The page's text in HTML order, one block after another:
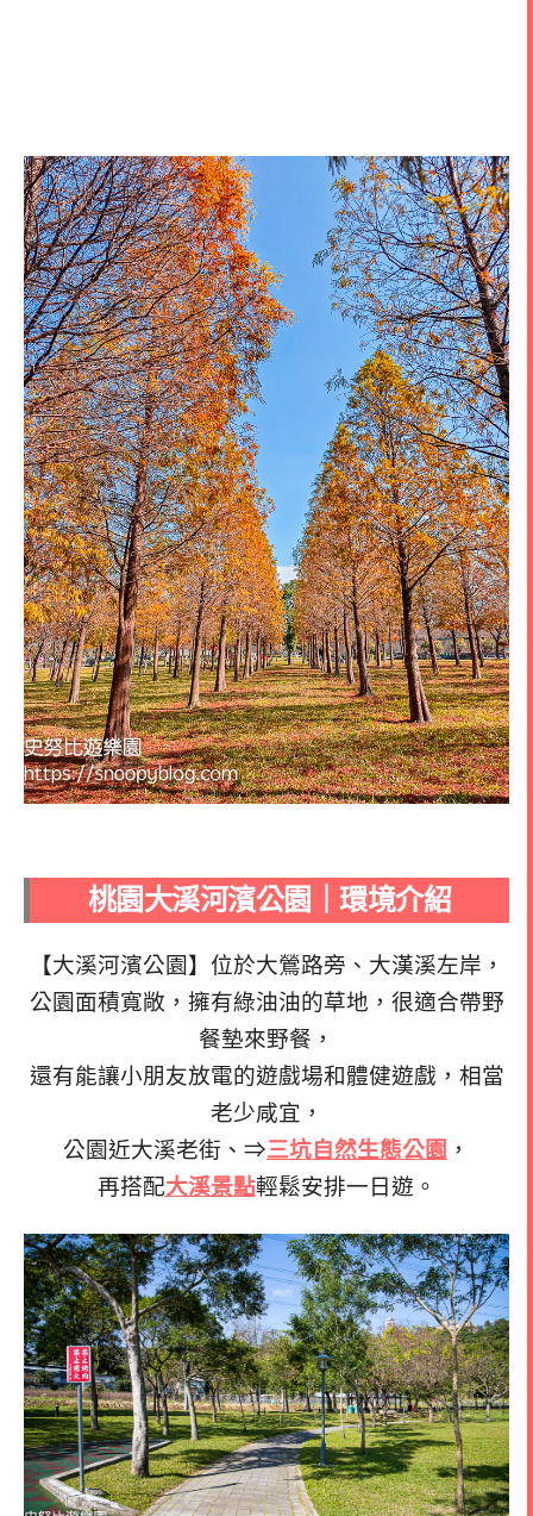
桃園大溪河濱公園｜環境介紹
【大溪河濱公園】位於大鶯路旁、大漢溪左岸，
公園面積寬敞，擁有綠油油的草地，很適合帶野
餐墊來野餐，
還有能讓小朋友放電的遊戲場和體健遊戲，相當
老少咸宜，
公園近大溪老街、⇒三坑自然生態公園 ，
再搭配大溪景點輕鬆安排一日遊。